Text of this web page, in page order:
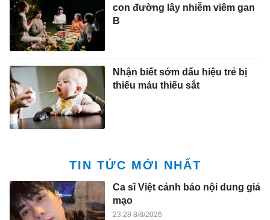
con đường lây nhiễm viêm gan
B
Nhận biết sớm dấu hiệu trẻ bị
thiếu máu thiếu sắt
TIN TỨC MỚI NHẤT
Ca sĩ Việt cảnh báo nội dung giả
mạo
23:28 8/8/2026